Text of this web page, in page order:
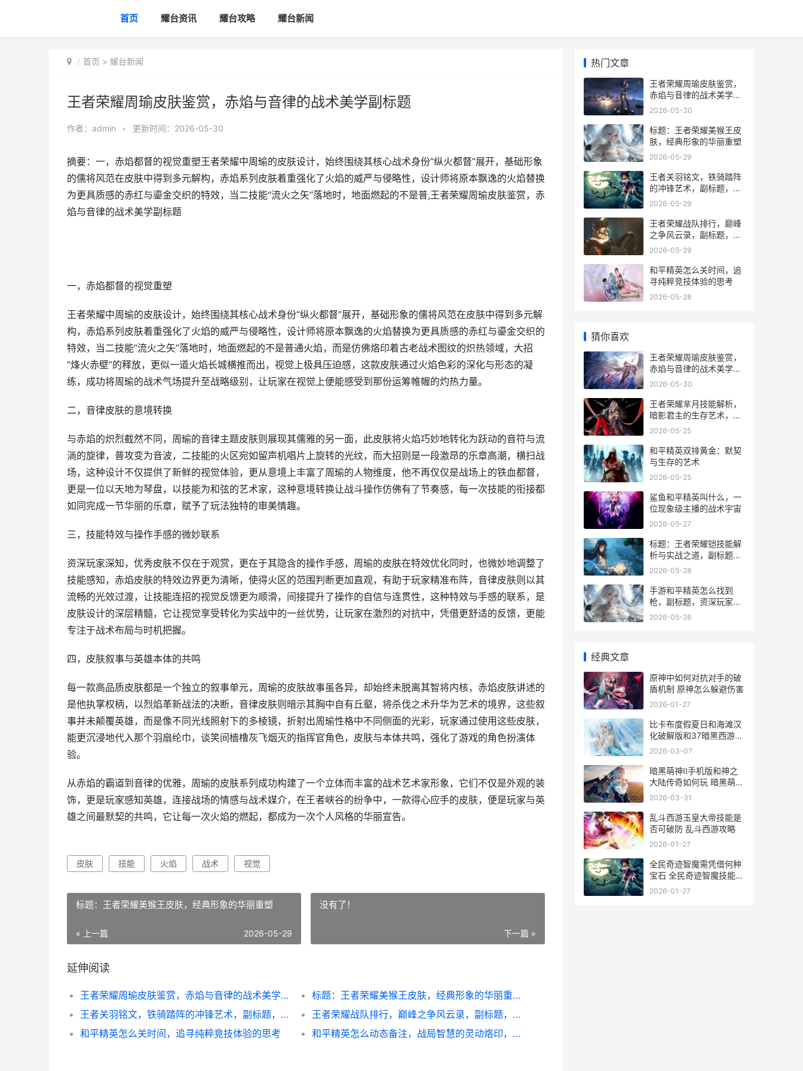
首页 耀台资讯 耀台攻略 耀台新闻
首页 > 耀台新闻
王者荣耀周瑜皮肤鉴赏，赤焰与音律的战术美学副标题
作者： admin • 更新时间：2026-05-30
摘要：一，赤焰都督的视觉重塑王者荣耀中周瑜的皮肤设计，始终围绕其核心战术身份“纵火都督”展开，基础形象
的儒将风范在皮肤中得到多元解构，赤焰系列皮肤着重强化了火焰的威严与侵略性，设计师将原本飘逸的火焰替换
为更具质感的赤红与鎏金交织的特效，当二技能“流火之矢”落地时，地面燃起的不是普,王者荣耀周瑜皮肤鉴赏，赤
焰与音律的战术美学副标题
一，赤焰都督的视觉重塑
王者荣耀中周瑜的皮肤设计，始终围绕其核心战术身份“纵火都督”展开，基础形象的儒将风范在皮肤中得到多元解
构，赤焰系列皮肤着重强化了火焰的威严与侵略性，设计师将原本飘逸的火焰替换为更具质感的赤红与鎏金交织的
特效，当二技能“流火之矢”落地时，地面燃起的不是普通火焰，而是仿佛烙印着古老战术图纹的炽热领域，大招
“烽火赤壁”的释放，更似一道火焰长城横推而出，视觉上极具压迫感，这款皮肤通过火焰色彩的深化与形态的凝
练，成功将周瑜的战术气场提升至战略级别，让玩家在视觉上便能感受到那份运筹帷幄的灼热力量。
二，音律皮肤的意境转换
与赤焰的炽烈截然不同，周瑜的音律主题皮肤则展现其儒雅的另一面，此皮肤将火焰巧妙地转化为跃动的音符与流
淌的旋律，普攻变为音波，二技能的火区宛如留声机唱片上旋转的光纹，而大招则是一段激昂的乐章高潮，横扫战
场，这种设计不仅提供了新鲜的视觉体验，更从意境上丰富了周瑜的人物维度，他不再仅仅是战场上的铁血都督，
更是一位以天地为琴盘，以技能为和弦的艺术家，这种意境转换让战斗操作仿佛有了节奏感，每一次技能的衔接都
如同完成一节华丽的乐章，赋予了玩法独特的审美情趣。
三，技能特效与操作手感的微妙联系
资深玩家深知，优秀皮肤不仅在于观赏，更在于其隐含的操作手感，周瑜的皮肤在特效优化同时，也微妙地调整了
技能感知，赤焰皮肤的特效边界更为清晰，使得火区的范围判断更加直观，有助于玩家精准布阵，音律皮肤则以其
流畅的光效过渡，让技能连招的视觉反馈更为顺滑，间接提升了操作的自信与连贯性，这种特效与手感的联系，是
皮肤设计的深层精髓，它让视觉享受转化为实战中的一丝优势，让玩家在激烈的对抗中，凭借更舒适的反馈，更能
专注于战术布局与时机把握。
四，皮肤叙事与英雄本体的共鸣
每一款高品质皮肤都是一个独立的叙事单元，周瑜的皮肤故事虽各异，却始终未脱离其智将内核，赤焰皮肤讲述的
是他执掌权柄，以烈焰革新战法的决断，音律皮肤则暗示其胸中自有丘壑，将杀伐之术升华为艺术的境界，这些叙
事并未颠覆英雄，而是像不同光线照射下的多棱镜，折射出周瑜性格中不同侧面的光彩，玩家通过使用这些皮肤，
能更沉浸地代入那个羽扇纶巾，谈笑间樯橹灰飞烟灭的指挥官角色，皮肤与本体共鸣，强化了游戏的角色扮演体
验。
从赤焰的霸道到音律的优雅，周瑜的皮肤系列成功构建了一个立体而丰富的战术艺术家形象，它们不仅是外观的装
饰，更是玩家感知英雄，连接战场的情感与战术媒介，在王者峡谷的纷争中，一款得心应手的皮肤，便是玩家与英
雄之间最默契的共鸣，它让每一次火焰的燃起，都成为一次个人风格的华丽宣告。
皮肤 技能 火焰 战术 视觉
标题：王者荣耀美猴王皮肤，经典形象的华丽重塑
« 上一篇 2026-05-29
没有了！
下一篇 »
延伸阅读
王者荣耀周瑜皮肤鉴赏，赤焰与音律的战术美学副标题
标题：王者荣耀美猴王皮肤，经典形象的华丽重塑
王者关羽铭文，铁骑踏阵的冲锋艺术，副标题，铭文选择与实战节奏的深度解析
王者荣耀战队排行，巅峰之争风云录，副标题，群雄逐鹿银龙杯。
和平精英怎么关时间，追寻纯粹竞技体验的思考
和平精英怎么动态备注，战局智慧的灵动烙印，副标题，从代号到战略的沟通革命
热门文章
王者荣耀周瑜皮肤鉴赏，
赤焰与音律的战术美学副
标题
2026-05-30
标题：王者荣耀美猴王皮
肤，经典形象的华丽重塑
2026-05-29
王者关羽铭文，铁骑踏阵
的冲锋艺术，副标题，铭
文选择与实战节奏的深度
2026-05-29
王者荣耀战队排行，巅峰
之争风云录，副标题，群
雄逐鹿银龙杯。
2026-05-29
和平精英怎么关时间，追
寻纯粹竞技体验的思考
2026-05-28
猜你喜欢
王者荣耀周瑜皮肤鉴赏，
赤焰与音律的战术美学副
标题
2026-05-30
王者荣耀芈月技能解析，
暗影君主的生存艺术，副
标题，永夜之中的吸血女
2026-05-25
和平精英双排黄金：默契
与生存的艺术
2026-05-25
鲨鱼和平精英叫什么，一
位现象级主播的战术宇宙
2026-05-27
标题：王者荣耀铠技能解
析与实战之道，副标题：
破灭刃锋的杀戮艺术
2026-05-28
手游和平精英怎么找到
枪，副标题，资深玩家带
你探索资源点与战术思路
2026-05-26
经典文章
原神中如何对抗对手的破
盾机制 原神怎么躲避伤害
2026-01-27
比卡布度假夏日和海滩汉
化破解版和37暗黑西游记
手机版谁更好玩 比卡布是
2026-03-07
暗黑萌神II手机版和神之
大陆传奇如何玩 暗黑萌神
ii手机怎么下载
2026-03-31
乱斗西游玉皇大帝技能是
否可破防 乱斗西游攻略
2026-01-27
全民奇迹智魔需凭借何种
宝石 全民奇迹智魔技能属
性
2026-01-27